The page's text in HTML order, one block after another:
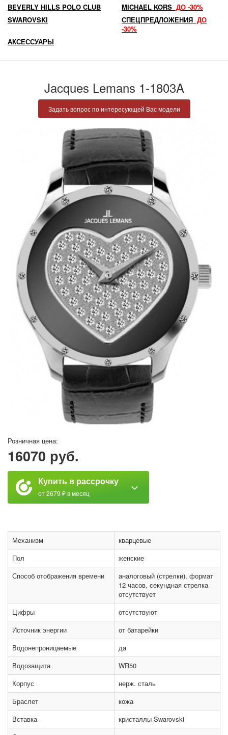
BEVERLY HILLS POLO CLUB
MICHAEL KORS ДО -30%
SWAROVSKI
СПЕЦПРЕДЛОЖЕНИЯ ДО
-30%
АКСЕССУАРЫ
Jacques Lemans 1-1803A
Задать вопрос по интересующей Вас модели
Розничная цена:
16070 руб.
Купить в рассрочку
от 2679 ₽ в месяц
Механизм
кварцевые
Пол
женские
Способ отображения времени
аналоговый (стрелки), формат
12 часов, секундная стрелка
отсутствует
Цифры
отсутствуют
Источник энергии
от батарейки
Водонепроницаемые
да
Водозащита
WR50
Корпус
нерж. сталь
Браслет
кожа
Вставка
кристаллы Swarovski